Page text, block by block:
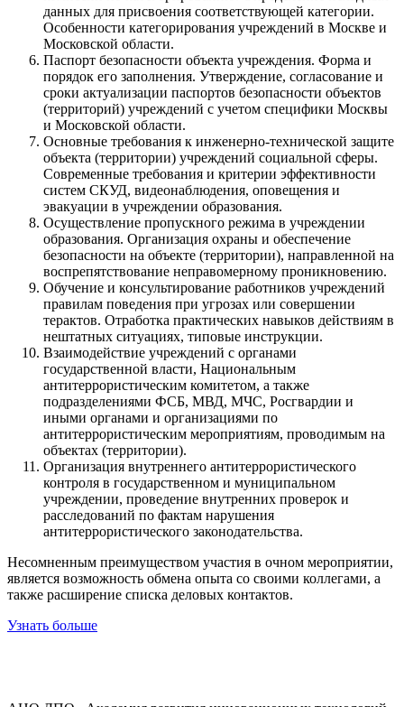
данных для присвоения соответствующей категории.
Особенности категорирования учреждений в Москве и
Московской области.
Паспорт безопасности объекта учреждения. Форма и
порядок его заполнения. Утверждение, согласование и
сроки актуализации паспортов безопасности объектов
(территорий) учреждений с учетом специфики Москвы
и Московской области.
Основные требования к инженерно-технической защите
объекта (территории) учреждений социальной сферы.
Современные требования и критерии эффективности
систем СКУД, видеонаблюдения, оповещения и
эвакуации в учреждении образования.
Осуществление пропускного режима в учреждении
образования. Организация охраны и обеспечение
безопасности на объекте (территории), направленной на
воспрепятствование неправомерному проникновению.
Обучение и консультирование работников учреждений
правилам поведения при угрозах или совершении
терактов. Отработка практических навыков действиям в
нештатных ситуациях, типовые инструкции.
Взаимодействие учреждений с органами
государственной власти, Национальным
антитеррористическим комитетом, а также
подразделениями ФСБ, МВД, МЧС, Росгвардии и
иными органами и организациями по
антитеррористическим мероприятиям, проводимым на
объектах (территории).
Организация внутреннего антитеррористического
контроля в государственном и муниципальном
учреждении, проведение внутренних проверок и
расследований по фактам нарушения
антитеррористического законодательства.
Несомненным преимуществом участия в очном мероприятии,
является возможность обмена опыта со своими коллегами, а
также расширение списка деловых контактов.
Узнать больше